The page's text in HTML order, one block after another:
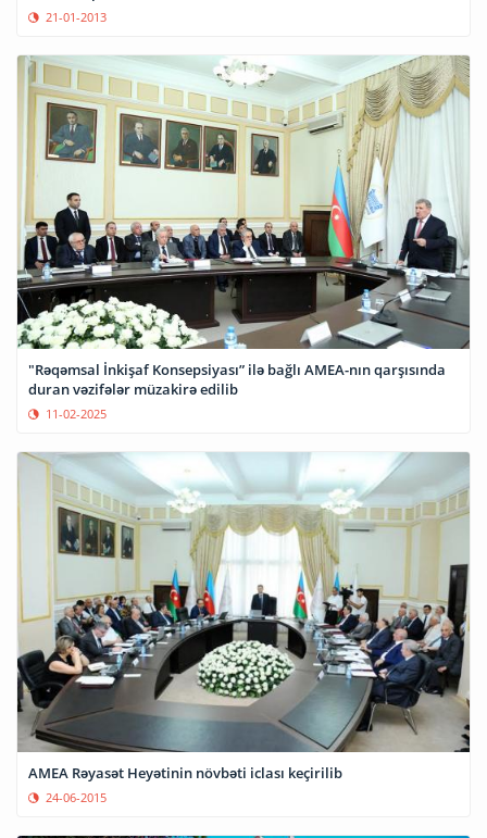
21-01-2013
"Rəqəmsal İnkişaf Konsepsiyası” ilə bağlı AMEA-nın qarşısında
duran vəzifələr müzakirə edilib
11-02-2025
AMEA Rəyasət Heyətinin növbəti iclası keçirilib
24-06-2015